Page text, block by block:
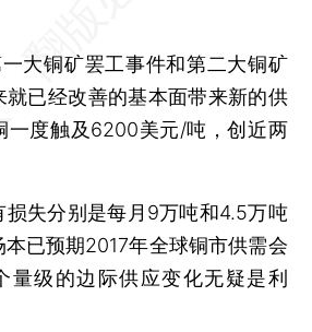
铜矿罢工事件和第二大铜矿
就已经改善的基本面带来新的供
一度触及6200美元/吨，创近两
失分别是每月9万吨和4.5万吨
已预期2017年全球铜市供需会
量级的边际供应变化无疑是利